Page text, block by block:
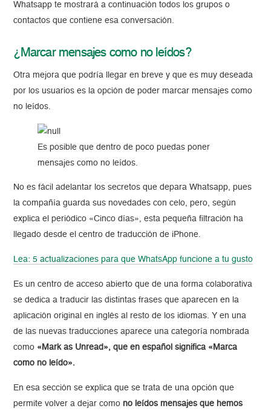
Whatsapp te mostrará a continuación todos los grupos o
contactos que contiene esa conversación.
¿Marcar mensajes como no leídos?
Otra mejora que podría llegar en breve y que es muy deseada
por los usuarios es la opción de poder marcar mensajes como
no leídos.
Es posible que dentro de poco puedas poner
mensajes como no leídos.
No es fácil adelantar los secretos que depara Whatsapp, pues
la compañía guarda sus novedades con celo, pero, según
explica el periódico «Cinco días», esta pequeña filtración ha
llegado desde el centro de traducción de iPhone.
Lea: 5 actualizaciones para que WhatsApp funcione a tu gusto
Es un centro de acceso abierto que de una forma colaborativa
se dedica a traducir las distintas frases que aparecen en la
aplicación original en inglés al resto de los idiomas. Y en una
de las nuevas traducciones aparece una categoría nombrada
como «Mark as Unread», que en español significa «Marca
como no leído».
En esa sección se explica que se trata de una opción que
permite volver a dejar como no leídos mensajes que hemos